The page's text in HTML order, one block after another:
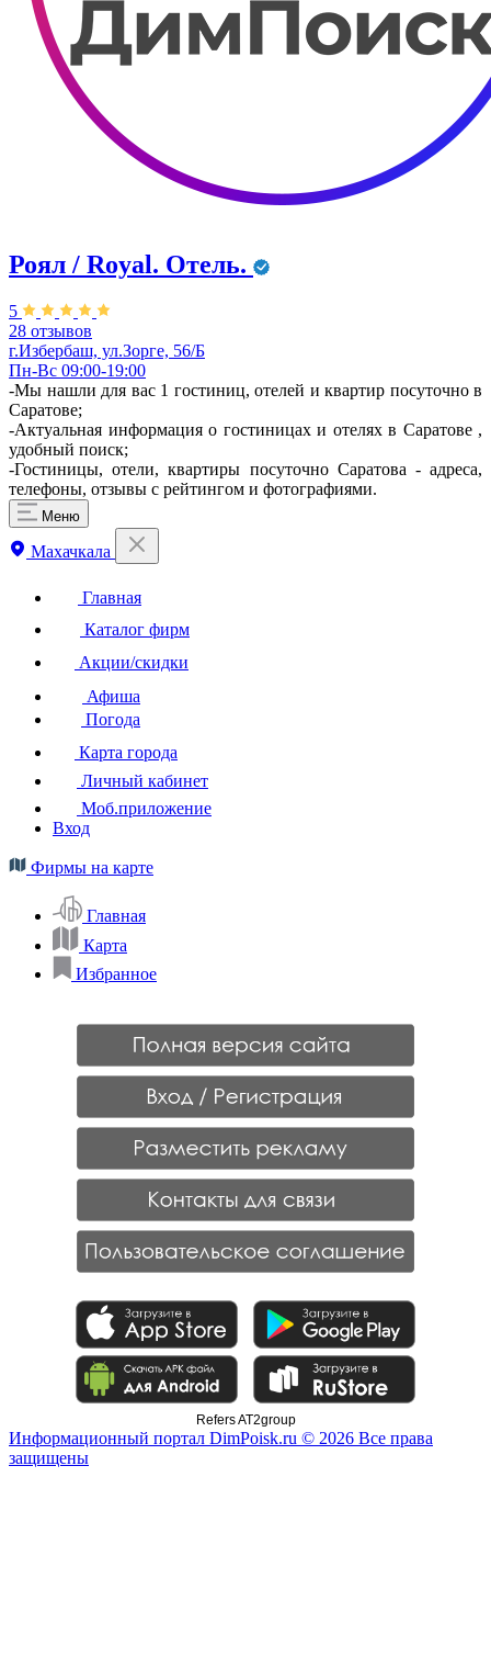
Роял / Royal. Отель.
5
28 отзывов
г.Избербаш, ул.Зорге, 56/Б
Пн-Вс 09:00-19:00
-Мы нашли для вас 1 гостиниц, отелей и квартир посуточно в
Саратове;
-Актуальная информация о гостиницах и отелях в Саратове ,
удобный поиск;
-Гостиницы, отели, квартиры посуточно Саратова - адреса,
телефоны, отзывы с рейтингом и фотографиями.
Меню
Махачкала
Главная
Каталог фирм
Акции/скидки
Афиша
Погода
Карта города
Личный кабинет
Моб.приложение
Вход
Фирмы на карте
Главная
Карта
Избранное
Refers AT2group
Информационный портал DimPoisk.ru © 2026 Все права
защищены